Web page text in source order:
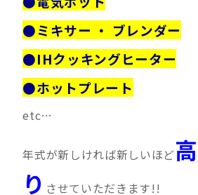
●ミキサー ・ ブレンダー
●IHクッキングヒーター
●ホットプレート
etc…
年式が新しければ新しいほど
り させていただきます!!